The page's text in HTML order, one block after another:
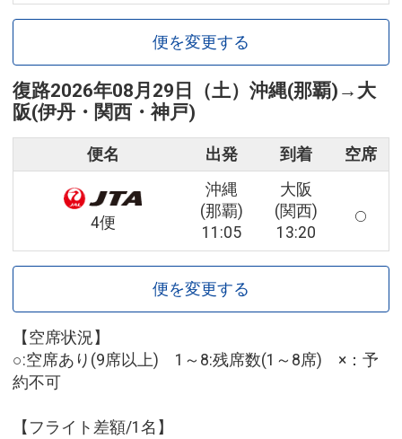
便を変更する
復路2026年08月29日（土） 沖縄(那覇) → 大
阪(伊丹・関西・神戸)
便名 出発 到着 空席
4便
沖縄
(那覇)
11:05
大阪
(関西)
13:20
便を変更する
【空席状況】
○:空席あり(9席以上) 1～8:残席数(1～8席) ×：予
約不可
【フライト差額/1名】